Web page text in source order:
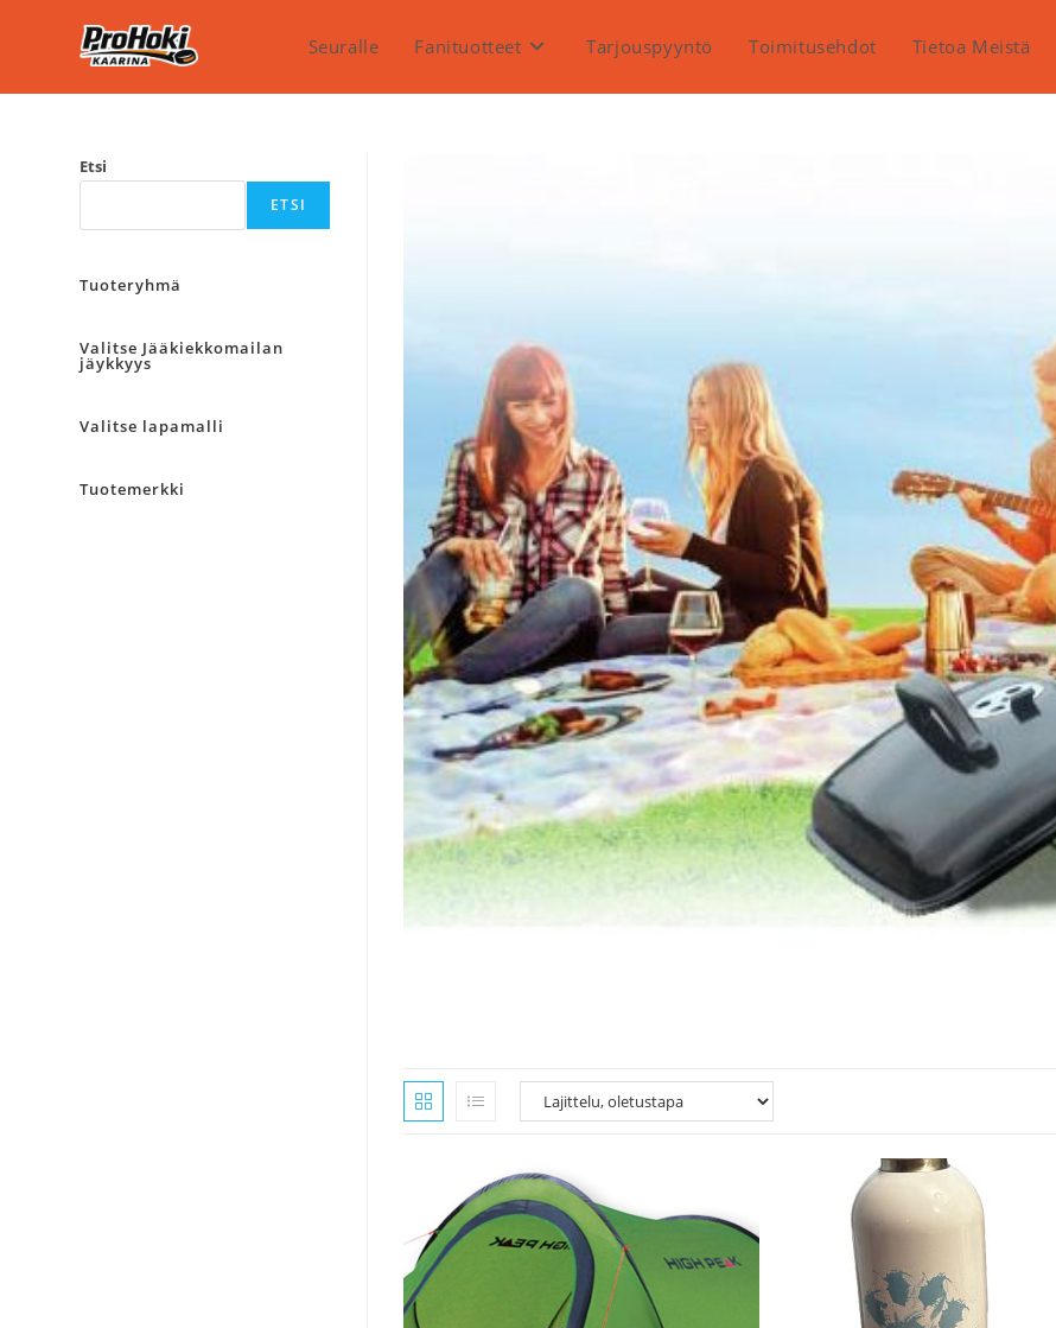
Seuralle Fanituotteet Tarjouspyyntö Toimitusehdot Tietoa Meistä
Etsi
ETSI
Tuoteryhmä
Valitse Jääkiekkomailan
jäykkyys
Valitse lapamalli
Tuotemerkki